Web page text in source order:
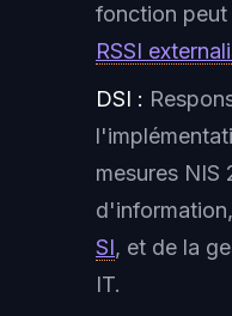
fonction peut
RSSI
DSI :
mesures NIS
SI, et de la
IT.